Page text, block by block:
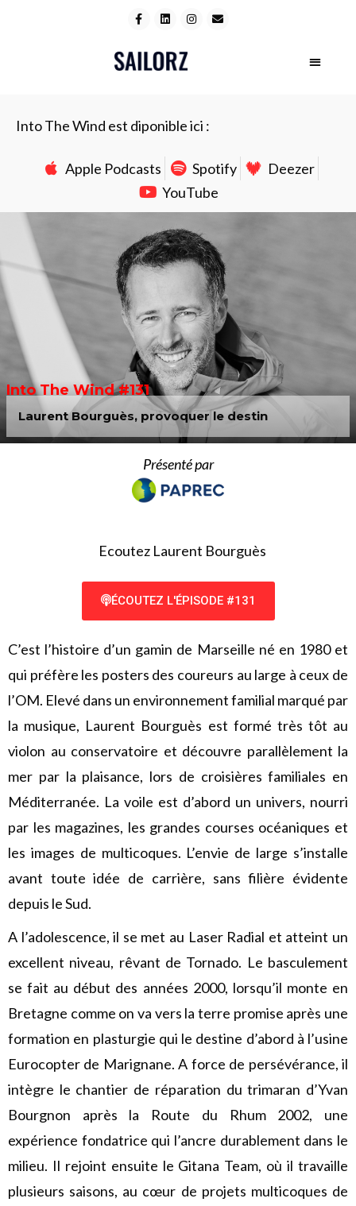
Into The Wind est diponible ici :
Apple Podcasts Spotify
Deezer
YouTube
Into The Wind #131
Laurent Bourguès, provoquer le destin
Présenté par
Ecoutez Laurent Bourguès
ÉCOUTEZ L'ÉPISODE #131
C’est l’histoire d’un gamin de Marseille né en 1980 et
qui préfère les posters des coureurs au large à ceux de
l’OM. Elevé dans un environnement familial marqué par
la musique, Laurent Bourguès est formé très tôt au
violon au conservatoire et découvre parallèlement la
mer par la plaisance, lors de croisières familiales en
Méditerranée. La voile est d’abord un univers, nourri
par les magazines, les grandes courses océaniques et
les images de multicoques. L’envie de large s’installe
avant toute idée de carrière, sans filière évidente
depuis le Sud.
A l’adolescence, il se met au Laser Radial et atteint un
excellent niveau, rêvant de Tornado. Le basculement
se fait au début des années 2000, lorsqu’il monte en
Bretagne comme on va vers la terre promise après une
formation en plasturgie qui le destine d’abord à l’usine
Eurocopter de Marignane. A force de persévérance, il
intègre le chantier de réparation du trimaran d’Yvan
Bourgnon après la Route du Rhum 2002, une
expérience fondatrice qui l’ancre durablement dans le
milieu. Il rejoint ensuite le Gitana Team, où il travaille
plusieurs saisons, au cœur de projets multicoques de